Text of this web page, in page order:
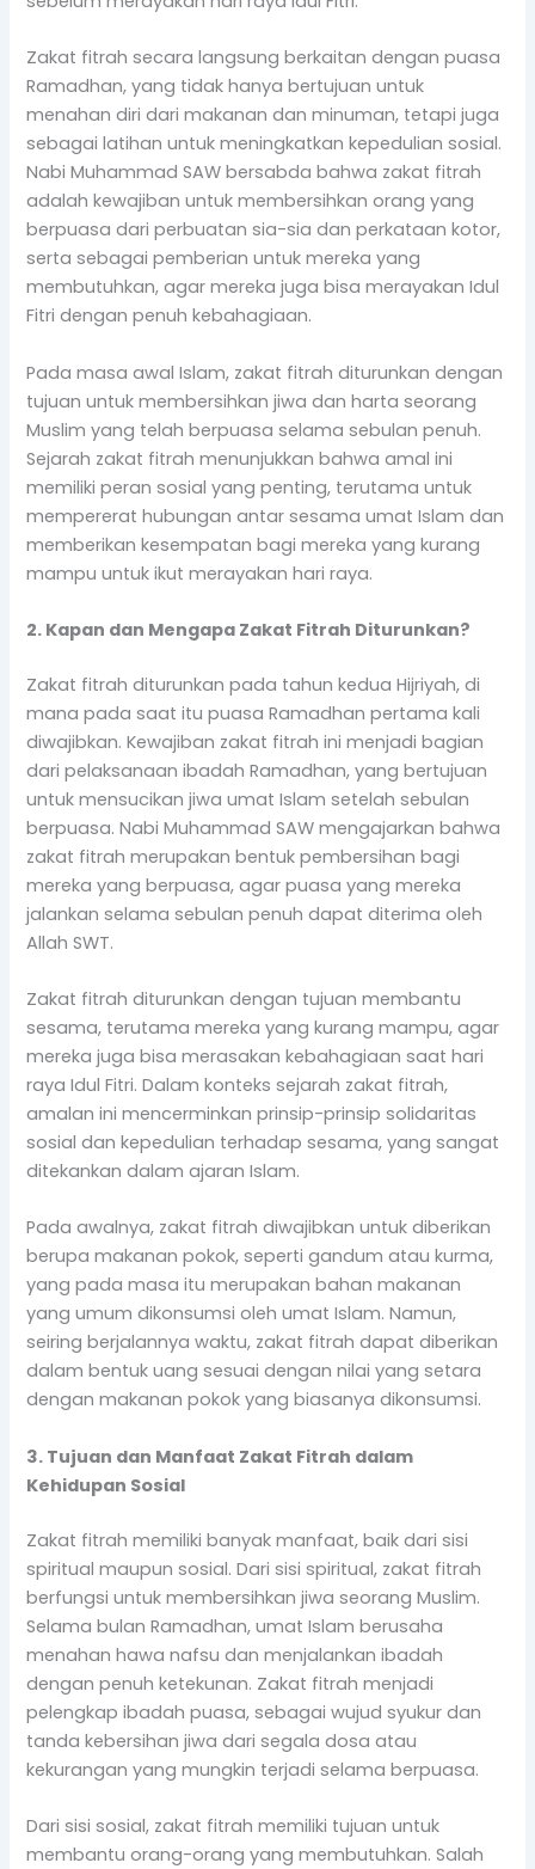
Zakat fitrah secara langsung berkaitan dengan puasa
Ramadhan, yang tidak hanya bertujuan untuk
menahan diri dari makanan dan minuman, tetapi juga
sebagai latihan untuk meningkatkan kepedulian sosial.
Nabi Muhammad SAW bersabda bahwa zakat fitrah
adalah kewajiban untuk membersihkan orang yang
berpuasa dari perbuatan sia-sia dan perkataan kotor,
serta sebagai pemberian untuk mereka yang
membutuhkan, agar mereka juga bisa merayakan Idul
Fitri dengan penuh kebahagiaan.
Pada masa awal Islam, zakat fitrah diturunkan dengan
tujuan untuk membersihkan jiwa dan harta seorang
Muslim yang telah berpuasa selama sebulan penuh.
Sejarah zakat fitrah menunjukkan bahwa amal ini
memiliki peran sosial yang penting, terutama untuk
mempererat hubungan antar sesama umat Islam dan
memberikan kesempatan bagi mereka yang kurang
mampu untuk ikut merayakan hari raya.
2. Kapan dan Mengapa Zakat Fitrah Diturunkan?
Zakat fitrah diturunkan pada tahun kedua Hijriyah, di
mana pada saat itu puasa Ramadhan pertama kali
diwajibkan. Kewajiban zakat fitrah ini menjadi bagian
dari pelaksanaan ibadah Ramadhan, yang bertujuan
untuk mensucikan jiwa umat Islam setelah sebulan
berpuasa. Nabi Muhammad SAW mengajarkan bahwa
zakat fitrah merupakan bentuk pembersihan bagi
mereka yang berpuasa, agar puasa yang mereka
jalankan selama sebulan penuh dapat diterima oleh
Allah SWT.
Zakat fitrah diturunkan dengan tujuan membantu
sesama, terutama mereka yang kurang mampu, agar
mereka juga bisa merasakan kebahagiaan saat hari
raya Idul Fitri. Dalam konteks sejarah zakat fitrah,
amalan ini mencerminkan prinsip-prinsip solidaritas
sosial dan kepedulian terhadap sesama, yang sangat
ditekankan dalam ajaran Islam.
Pada awalnya, zakat fitrah diwajibkan untuk diberikan
berupa makanan pokok, seperti gandum atau kurma,
yang pada masa itu merupakan bahan makanan
yang umum dikonsumsi oleh umat Islam. Namun,
seiring berjalannya waktu, zakat fitrah dapat diberikan
dalam bentuk uang sesuai dengan nilai yang setara
dengan makanan pokok yang biasanya dikonsumsi.
3. Tujuan dan Manfaat Zakat Fitrah dalam
Kehidupan Sosial
Zakat fitrah memiliki banyak manfaat, baik dari sisi
spiritual maupun sosial. Dari sisi spiritual, zakat fitrah
berfungsi untuk membersihkan jiwa seorang Muslim.
Selama bulan Ramadhan, umat Islam berusaha
menahan hawa nafsu dan menjalankan ibadah
dengan penuh ketekunan. Zakat fitrah menjadi
pelengkap ibadah puasa, sebagai wujud syukur dan
tanda kebersihan jiwa dari segala dosa atau
kekurangan yang mungkin terjadi selama berpuasa.
Dari sisi sosial, zakat fitrah memiliki tujuan untuk
membantu orang-orang yang membutuhkan. Salah